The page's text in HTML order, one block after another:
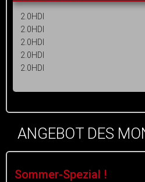
2.0HDI
2.0HDI
2.0HDI
2.0HDI
2.0HDI
ANGEBOT DES
Sommer-Spezial !